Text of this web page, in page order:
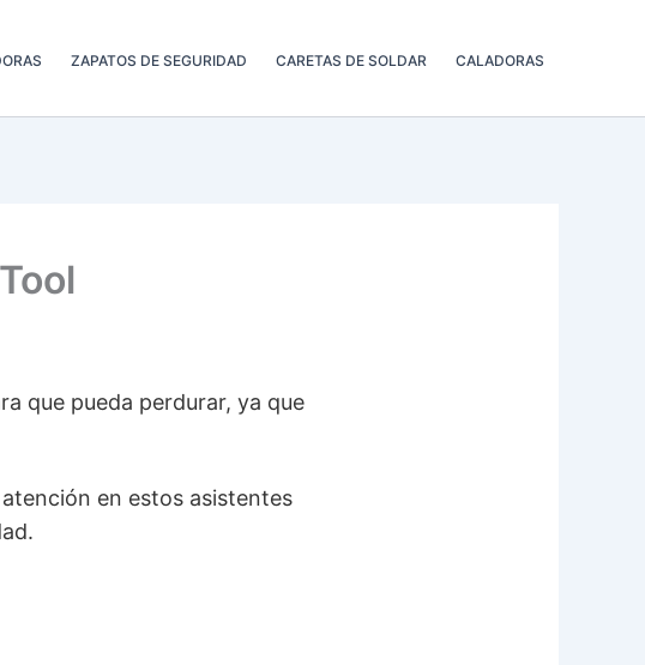
ZAPATOS DE SEGURIDAD CARETAS DE SOLDAR CALADORAS
que pueda perdurar, ya que
en estos asistentes